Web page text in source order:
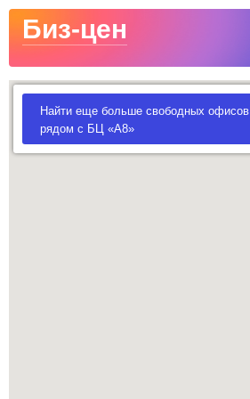
Биз-цен
Найти еще больше свободных офисов
рядом с БЦ «А8»